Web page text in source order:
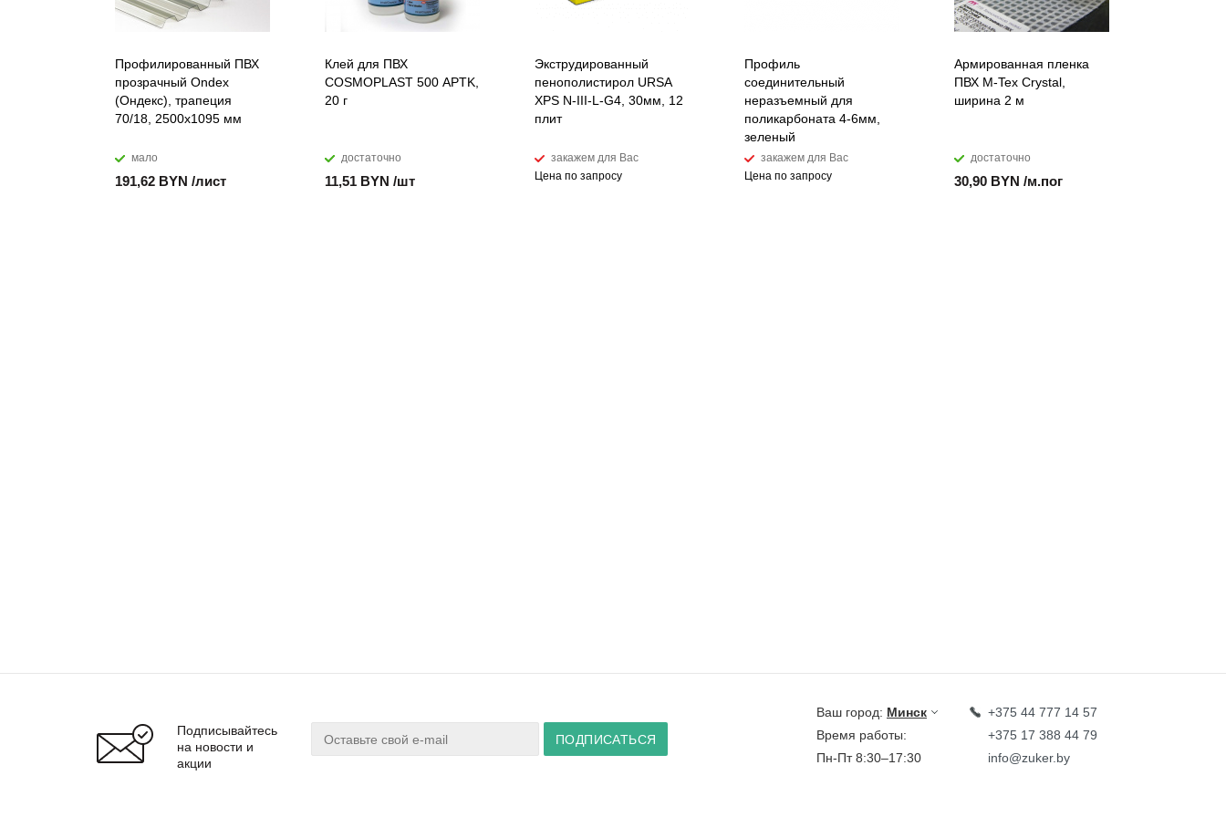
Профилированный ПВХ
прозрачный Ondex
(Ондекс), трапеция
70/18, 2500х1095 мм
мало
191,62 BYN /лист
Клей для ПВХ
COSMOPLAST 500 APTK,
20 г
достаточно
11,51 BYN /шт
Экструдированный
пенополистирол URSA
XPS N-III-L-G4, 30мм, 12
плит
закажем для Вас
Цена по запросу
Профиль
соединительный
неразъемный для
поликарбоната 4-6мм,
зеленый
закажем для Вас
Цена по запросу
Армированная пленка
ПВХ M-Tex Crystal,
ширина 2 м
достаточно
30,90 BYN /м.пог
Подписывайтесь
на новости и
акции
Ваш город: Минск
Время работы:
Пн-Пт 8:30–17:30
+375 44 777 14 57
+375 17 388 44 79
info@zuker.by